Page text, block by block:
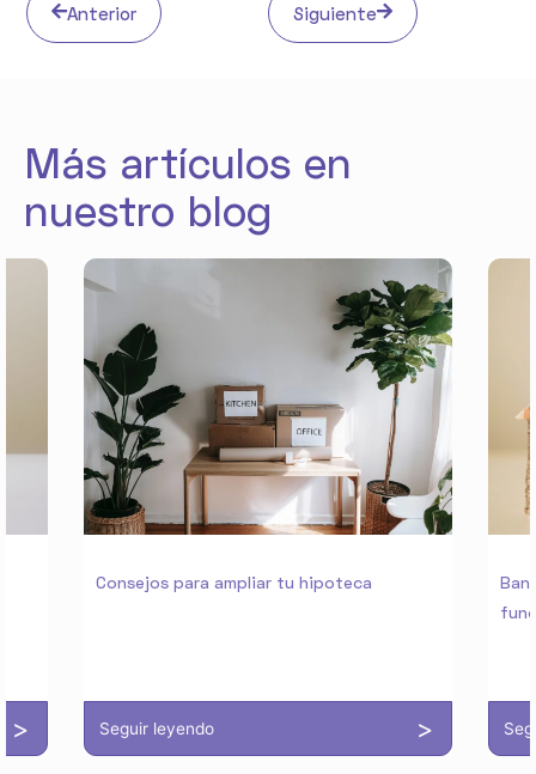
Anterior Siguiente
Más artículos en
nuestro blog
Consejos para ampliar tu hipoteca
Seguir leyendo